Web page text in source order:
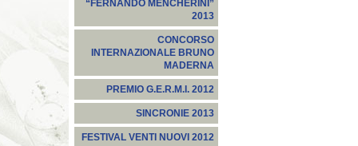
“FERNANDO MENCHERINI”
2013
CONCORSO
INTERNAZIONALE BRUNO
MADERNA
PREMIO G.E.R.M.I. 2012
SINCRONIE 2013
FESTIVAL VENTI NUOVI 2012